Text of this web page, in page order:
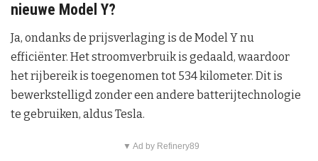
nieuwe Model Y?
Ja, ondanks de prijsverlaging is de Model Y nu
efficiënter. Het stroomverbruik is gedaald, waardoor
het rijbereik is toegenomen tot 534 kilometer. Dit is
bewerkstelligd zonder een andere batterijtechnologie
te gebruiken, aldus Tesla.
▼ Ad by Refinery89